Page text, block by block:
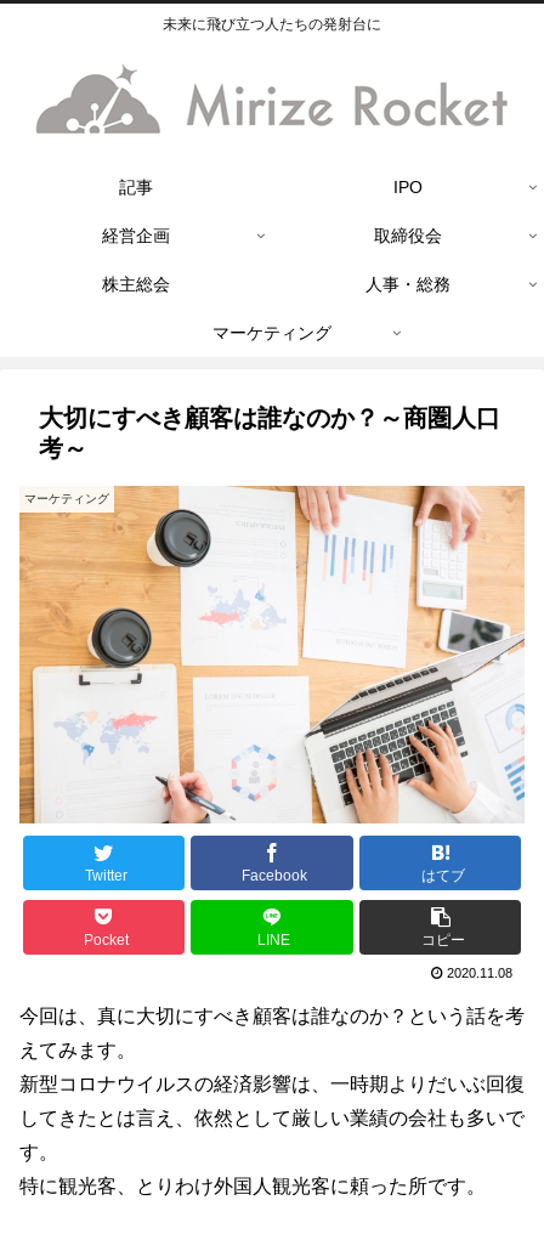
未来に飛び立つ人たちの発射台に
記事 IPO
経営企画 取締役会
株主総会 人事・総務
マーケティング
大切にすべき顧客は誰なのか？～商圏人口
考～
マーケティング
Twitter Facebook はてブ
Pocket LINE コピー
2020.11.08
今回は、真に大切にすべき顧客は誰なのか？という話を考
えてみます。
新型コロナウイルスの経済影響は、一時期よりだいぶ回復
してきたとは言え、依然として厳しい業績の会社も多いで
す。
特に観光客、とりわけ外国人観光客に頼った所です。